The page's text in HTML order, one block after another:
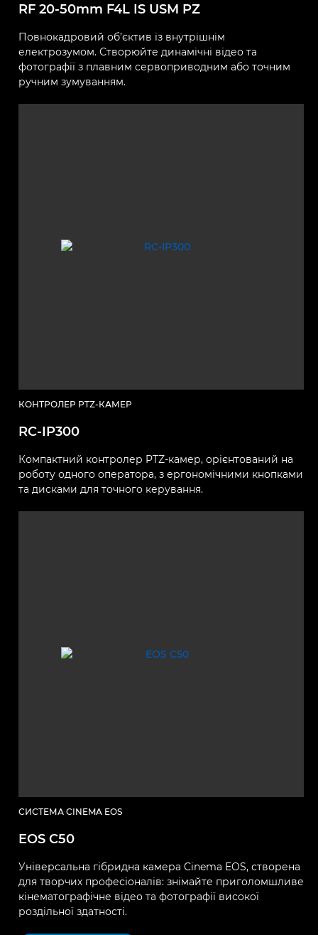
RF 20-50mm F4L IS USM PZ
Повнокадровий об’єктив із внутрішнім
електрозумом. Створюйте динамічні відео та
фотографії з плавним сервоприводним або точним
ручним зумуванням.
КОНТРОЛЕР PTZ-КАМЕР
RC-IP300
Компактний контролер PTZ-камер, орієнтований на
роботу одного оператора, з ергономічними кнопками
та дисками для точного керування.
СИСТЕМА CINEMA EOS
EOS C50
Універсальна гібридна камера Cinema EOS, створена
для творчих професіоналів: знімайте приголомшливе
кінематографічне відео та фотографії високої
роздільної здатності.